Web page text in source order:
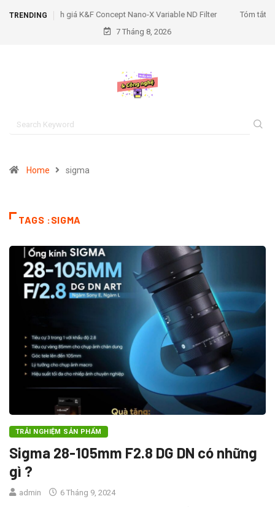
TRENDING
Tóm tắt đánh giá K&F Concept RGB Video Light
7 Tháng 8, 2026
Home sigma
TAGS :SIGMA
TRẢI NGHIỆM SẢN PHẨM
Sigma 28-105mm F2.8 DG DN có những
gì ?
admin 6 Tháng 9, 2024